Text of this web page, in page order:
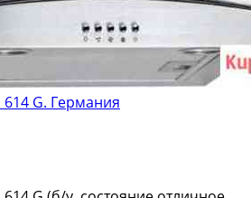
G. Германия